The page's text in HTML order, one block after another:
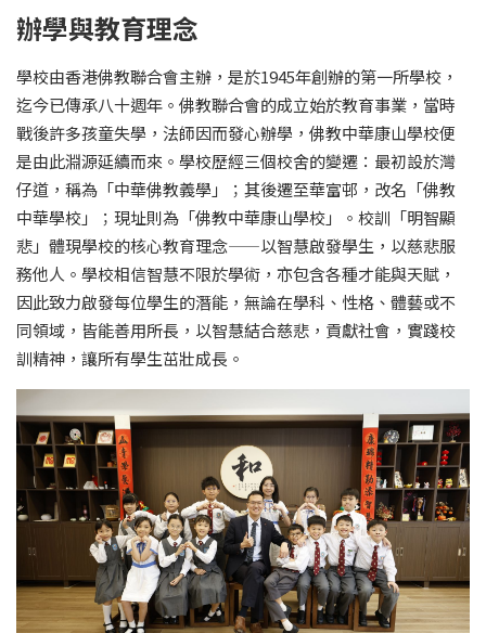
辦學與教育理念
學校由香港佛教聯合會主辦，是於1945年創辦的第一所學校，
迄今已傳承八十週年。佛教聯合會的成立始於教育事業，當時
戰後許多孩童失學，法師因而發心辦學，佛教中華康山學校便
是由此淵源延續而來。學校歷經三個校舍的變遷：最初設於灣
仔道，稱為「中華佛教義學」；其後遷至華富邨，改名「佛教
中華學校」；現址則為「佛教中華康山學校」。校訓「明智顯
悲」體現學校的核心教育理念——以智慧啟發學生，以慈悲服
務他人。學校相信智慧不限於學術，亦包含各種才能與天賦，
因此致力啟發每位學生的潛能，無論在學科、性格、體藝或不
同領域，皆能善用所長，以智慧結合慈悲，貢獻社會，實踐校
訓精神，讓所有學生茁壯成長。